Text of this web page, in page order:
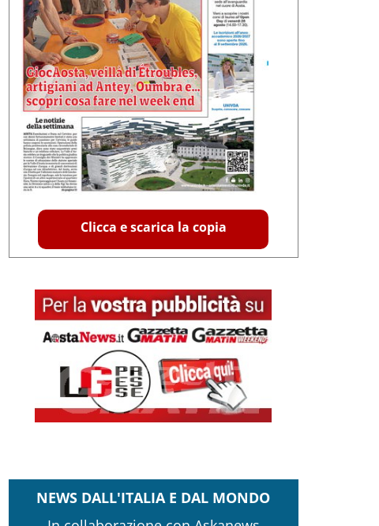
Clicca e scarica la copia
NEWS DALL'ITALIA E DAL MONDO